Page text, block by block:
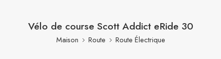
Vélo de course Scott Addict eRide 30
Maison Route Route Électrique